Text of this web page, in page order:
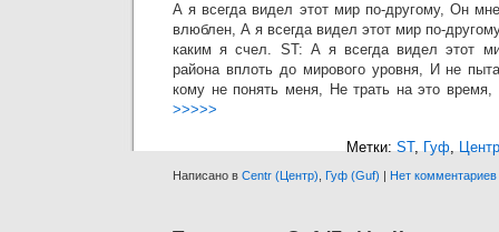
А я всегда видел этот мир по-другому, Он
влюблен, А я всегда видел этот мир по-
каким я счел. ST: А я всегда видел этот
района вплоть до мирового уровня, И не
кому не понять меня, Не трать на это
>>>>>
Метки:ST,Гуф,Центр
Написано в Centr (Центр) Гуф (Guf) | Нет комментариев